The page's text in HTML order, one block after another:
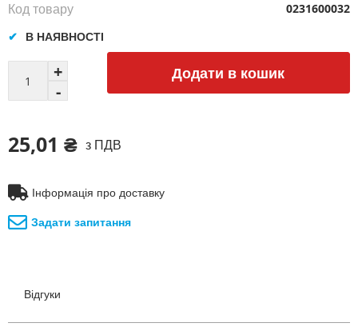
Додати в кошик
25,01 ₴ з ПДВ
В НАЯВНОСТІ
Код товару 0231600032
Інформація про доставку
Задати запитання
Відгуки